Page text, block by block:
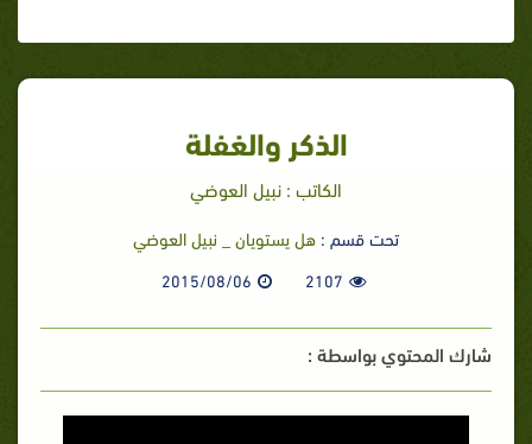
الذكر والغفلة
الكاتب : نبيل العوضي
تحت قسم : هل يستويان _ نبيل العوضي
2107
2015/08/06
شارك المحتوي بواسطة :